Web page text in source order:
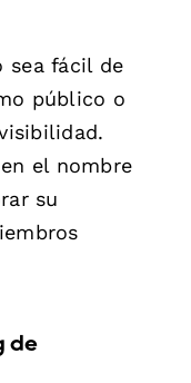
sea fácil de
público o
en el nombre
su
de